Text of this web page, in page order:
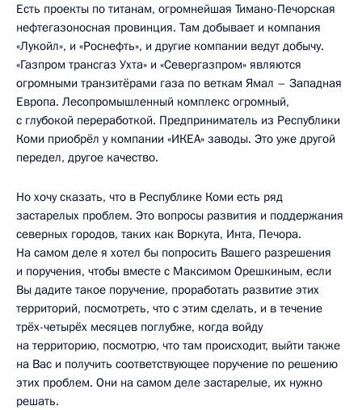
Есть проекты по титанам, огромнейшая Тимано-Печорская
нефтегазоносная провинция. Там добывает и компания
«Лукойл», и «Роснефть», и другие компании ведут добычу.
«Газпром трансгаз Ухта» и «Севергазпром» являются
огромными транзитёрами газа по веткам Ямал – Западная
Европа. Лесопромышленный комплекс огромный,
с глубокой переработкой. Предприниматель из Республики
Коми приобрёл у компании «ИКЕА» заводы. Это уже другой
передел, другое качество.
Но хочу сказать, что в Республике Коми есть ряд
застарелых проблем. Это вопросы развития и поддержания
северных городов, таких как Воркута, Инта, Печора.
На самом деле я хотел бы попросить Вашего разрешения
и поручения, чтобы вместе с Максимом Орешкиным, если
Вы дадите такое поручение, проработать развитие этих
территорий, посмотреть, что с этим сделать, и в течение
трёх-четырёх месяцев поглубже, когда войду
на территорию, посмотрю, что там происходит, выйти также
на Вас и получить соответствующее поручение по решению
этих проблем. Они на самом деле застарелые, их нужно
решать.